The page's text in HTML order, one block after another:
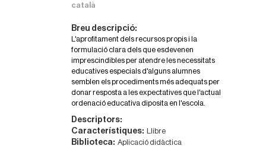
català
Breu descripció:
L'aprofitament dels recursos propis i la
formulació clara dels que esdevenen
imprescindibles per atendre les necessitats
educatives especials d'alguns alumnes
semblen els procediments més adequats per
donar resposta a les expectatives que l'actual
ordenació educativa diposita en l'escola.
Descriptors:
Característiques: Llibre
Biblioteca: Aplicació didàctica